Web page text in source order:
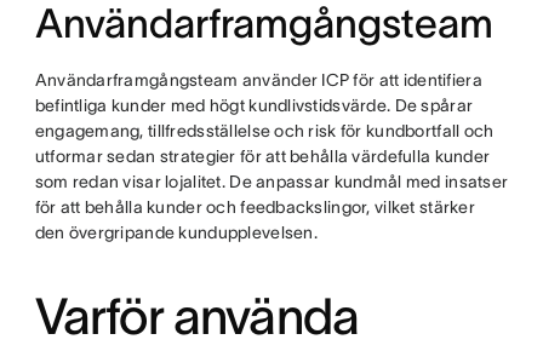
Användarframgångsteam
Användarframgångsteam använder ICP för att identifiera
befintliga kunder med högt kundlivstidsvärde. De spårar
engagemang, tillfredsställelse och risk för kundbortfall och
utformar sedan strategier för att behålla värdefulla kunder
som redan visar lojalitet. De anpassar kundmål med insatser
för att behålla kunder och feedbackslingor, vilket stärker
den övergripande kundupplevelsen.
Varför använda